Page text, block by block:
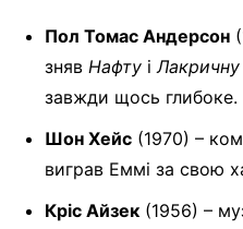
Пол Томас Андерсон
зняв Нафту іЛакричну
завжди щось глибоке.
Шон Хейс (1970) –
виграв Еммі за свою
Кріс Айзек (1956) –